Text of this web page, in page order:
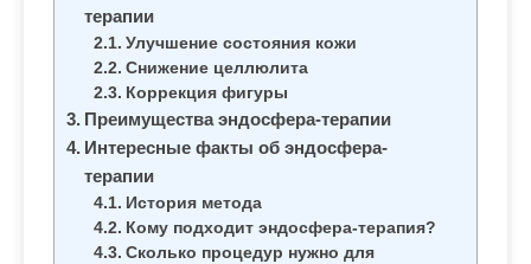
терапии
Улучшение состояния кожи
Снижение целлюлита
Коррекция фигуры
Преимущества эндосфера-терапии
Интересные факты об эндосфера-
терапии
История метода
Кому подходит эндосфера-терапия?
Сколько процедур нужно для